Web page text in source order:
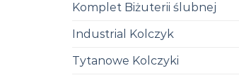
Komplet Biżuterii ślubnej
Industrial Kolczyk
Tytanowe Kolczyki